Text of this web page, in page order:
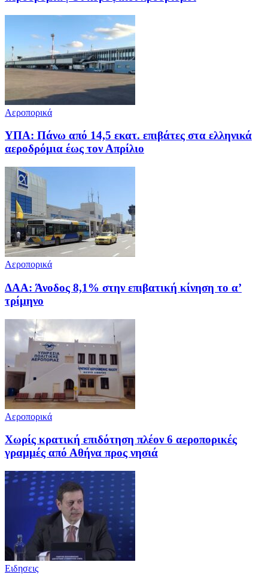
Αεροπορικά
ΥΠΑ: Πάνω από 14,5 εκατ. επιβάτες στα ελληνικά
αεροδρόμια έως τον Απρίλιο
Αεροπορικά
ΔΑΑ: Άνοδος 8,1% στην επιβατική κίνηση το α’
τρίμηνο
Αεροπορικά
Χωρίς κρατική επιδότηση πλέον 6 αεροπορικές
γραμμές από Αθήνα προς νησιά
Ειδησεις